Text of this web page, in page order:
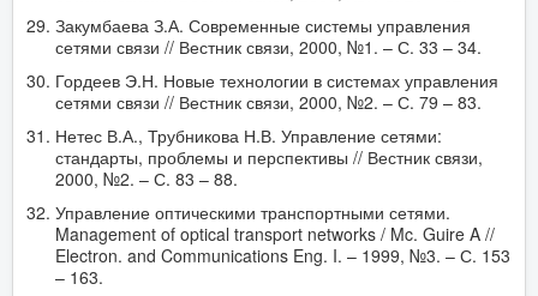
Закумбаева З.А. Современные системы управления
сетями связи // Вестник связи, 2000, №1. – С. 33 – 34.
Гордеев Э.Н. Новые технологии в системах управления
сетями связи // Вестник связи, 2000, №2. – С. 79 – 83.
Нетес В.А., Трубникова Н.В. Управление сетями:
стандарты, проблемы и перспективы // Вестник связи,
2000, №2. – С. 83 – 88.
Управление оптическими транспортными сетями.
Management of optical transport networks / Mc. Guire A //
Electron. and Communications Eng. I. – 1999, №3. – С. 153
– 163.